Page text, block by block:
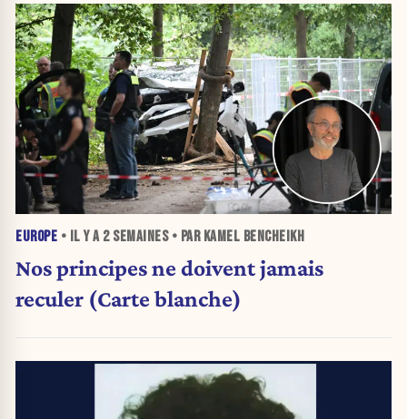
EUROPE • IL Y A 2 SEMAINES• PAR KAMEL BENCHEIKH
Nos principes ne doivent jamais
reculer (Carte blanche)